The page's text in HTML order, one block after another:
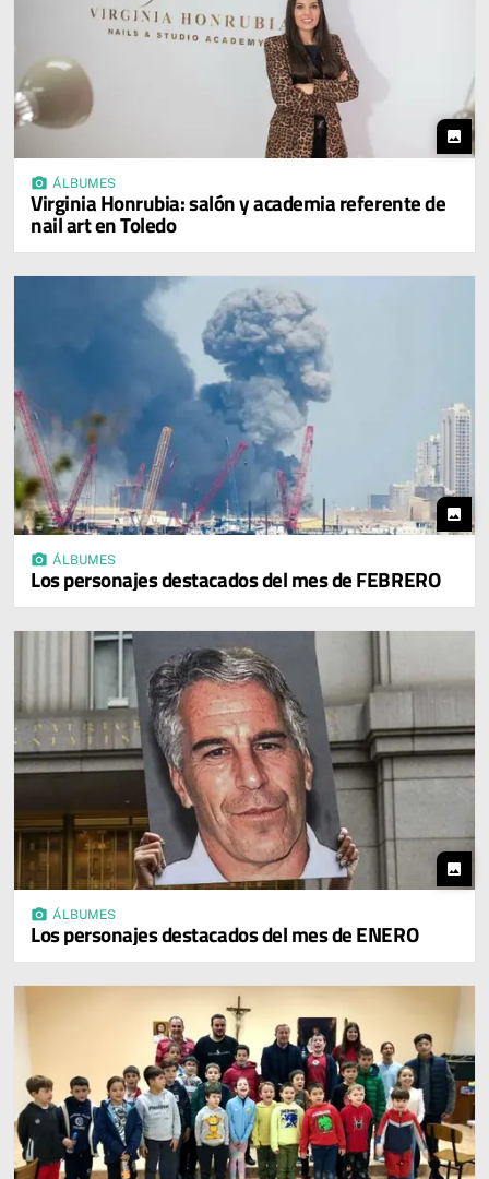
photo
photo_camera ÁLBUMES
Virginia Honrubia: salón y academia referente de
nail art en Toledo
photo
photo_camera ÁLBUMES
Los personajes destacados del mes de FEBRERO
photo
photo_camera ÁLBUMES
Los personajes destacados del mes de ENERO